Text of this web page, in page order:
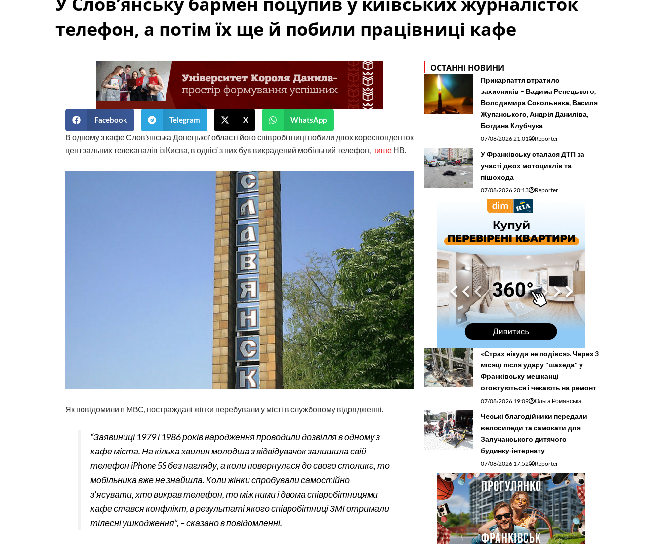
телефон, а потім їх ще й побили працівниці кафе
Facebook Telegram X WhatsApp
В одному з кафе Слов’янська Донецької області його співробітниці побили двох кореспонденток
центральних телеканалів із Києва, в однієї з них був викрадений мобільний телефон, пише НВ.
Як повідомили в МВС, постраждалі жінки перебували у місті в службовому відрядженні.
“Заявиниці 1979 і 1986 років народження проводили дозвілля в одному з
кафе міста. На кілька хвилин молодша з відвідувачок залишила свій
телефон iPhone 5S без нагляду, а коли повернулася до свого столика, то
мобільника вже не знайшла. Коли жінки спробували самостійно
з’ясувати, хто викрав телефон, то між ними і двома співробітницями
кафе стався конфлікт, в результаті якого співробітниці ЗМІ отримали
тілесні ушкодження”, – сказано в повідомленні.
ОСТАННІ НОВИНИ
Прикарпаття втратило
захисників – Вадима Репецького,
Володимира Сокольника, Василя
Жупанського, Андрія Даниліва,
Богдана Клубчука
07/08/2026 21:01 Reporter
У Франківську сталася ДТП за
участі двох мотоциклів та
пішохода
07/08/2026 20:13 Reporter
«Страх нікуди не подівся». Через 3
місяці після удару "шахеда" у
Франківську мешканці
оговтуються і чекають на ремонт
07/08/2026 19:09 Ольга Романська
Чеські благодійники передали
велосипеди та самокати для
Залучанського дитячого
будинку-інтернату
07/08/2026 17:52 Reporter